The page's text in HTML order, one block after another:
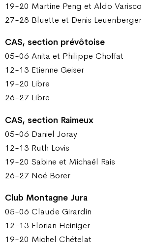
19-20 Martine Peng et Aldo Varisco
27-28 Bluette et Denis Leuenberger
CAS, section prévôtoise
05-06 Anita et Philippe Choffat
12-13 Etienne Geiser
19-20 Libre
26-27 Libre
CAS, section Raimeux
05-06 Daniel Joray
12-13 Ruth Lovis
19-20 Sabine et Michaël Rais
26-27 Noé Borer
Club Montagne Jura
05-06 Claude Girardin
12-13 Florian Heiniger
19-20 Michel Chételat